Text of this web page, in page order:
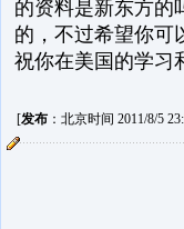
的资料是新东方的
的，不过希望你可
祝你在美国的学习
[发布：北京时间 2011/8/5